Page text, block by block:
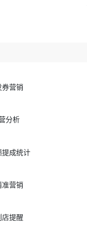
券营销
分析
成统计
准营销
店提醒